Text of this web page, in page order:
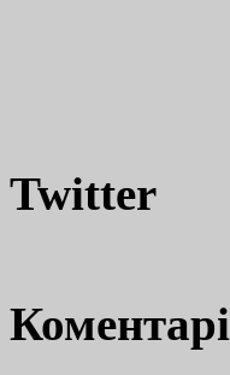
Twitter
Коментарі